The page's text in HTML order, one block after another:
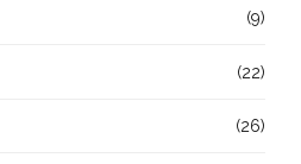
(9)
(22)
(26)